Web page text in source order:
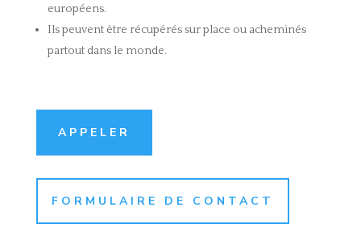
européens.
Ils peuvent être récupérés sur place ou acheminés
partout dans le monde.
APPELER
FORMULAIRE DE CONTACT